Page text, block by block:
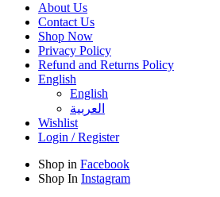
About Us
Contact Us
Shop Now
Privacy Policy
Refund and Returns Policy
English
English
العربية
Wishlist
Login / Register
Shop in Facebook
Shop In Instagram